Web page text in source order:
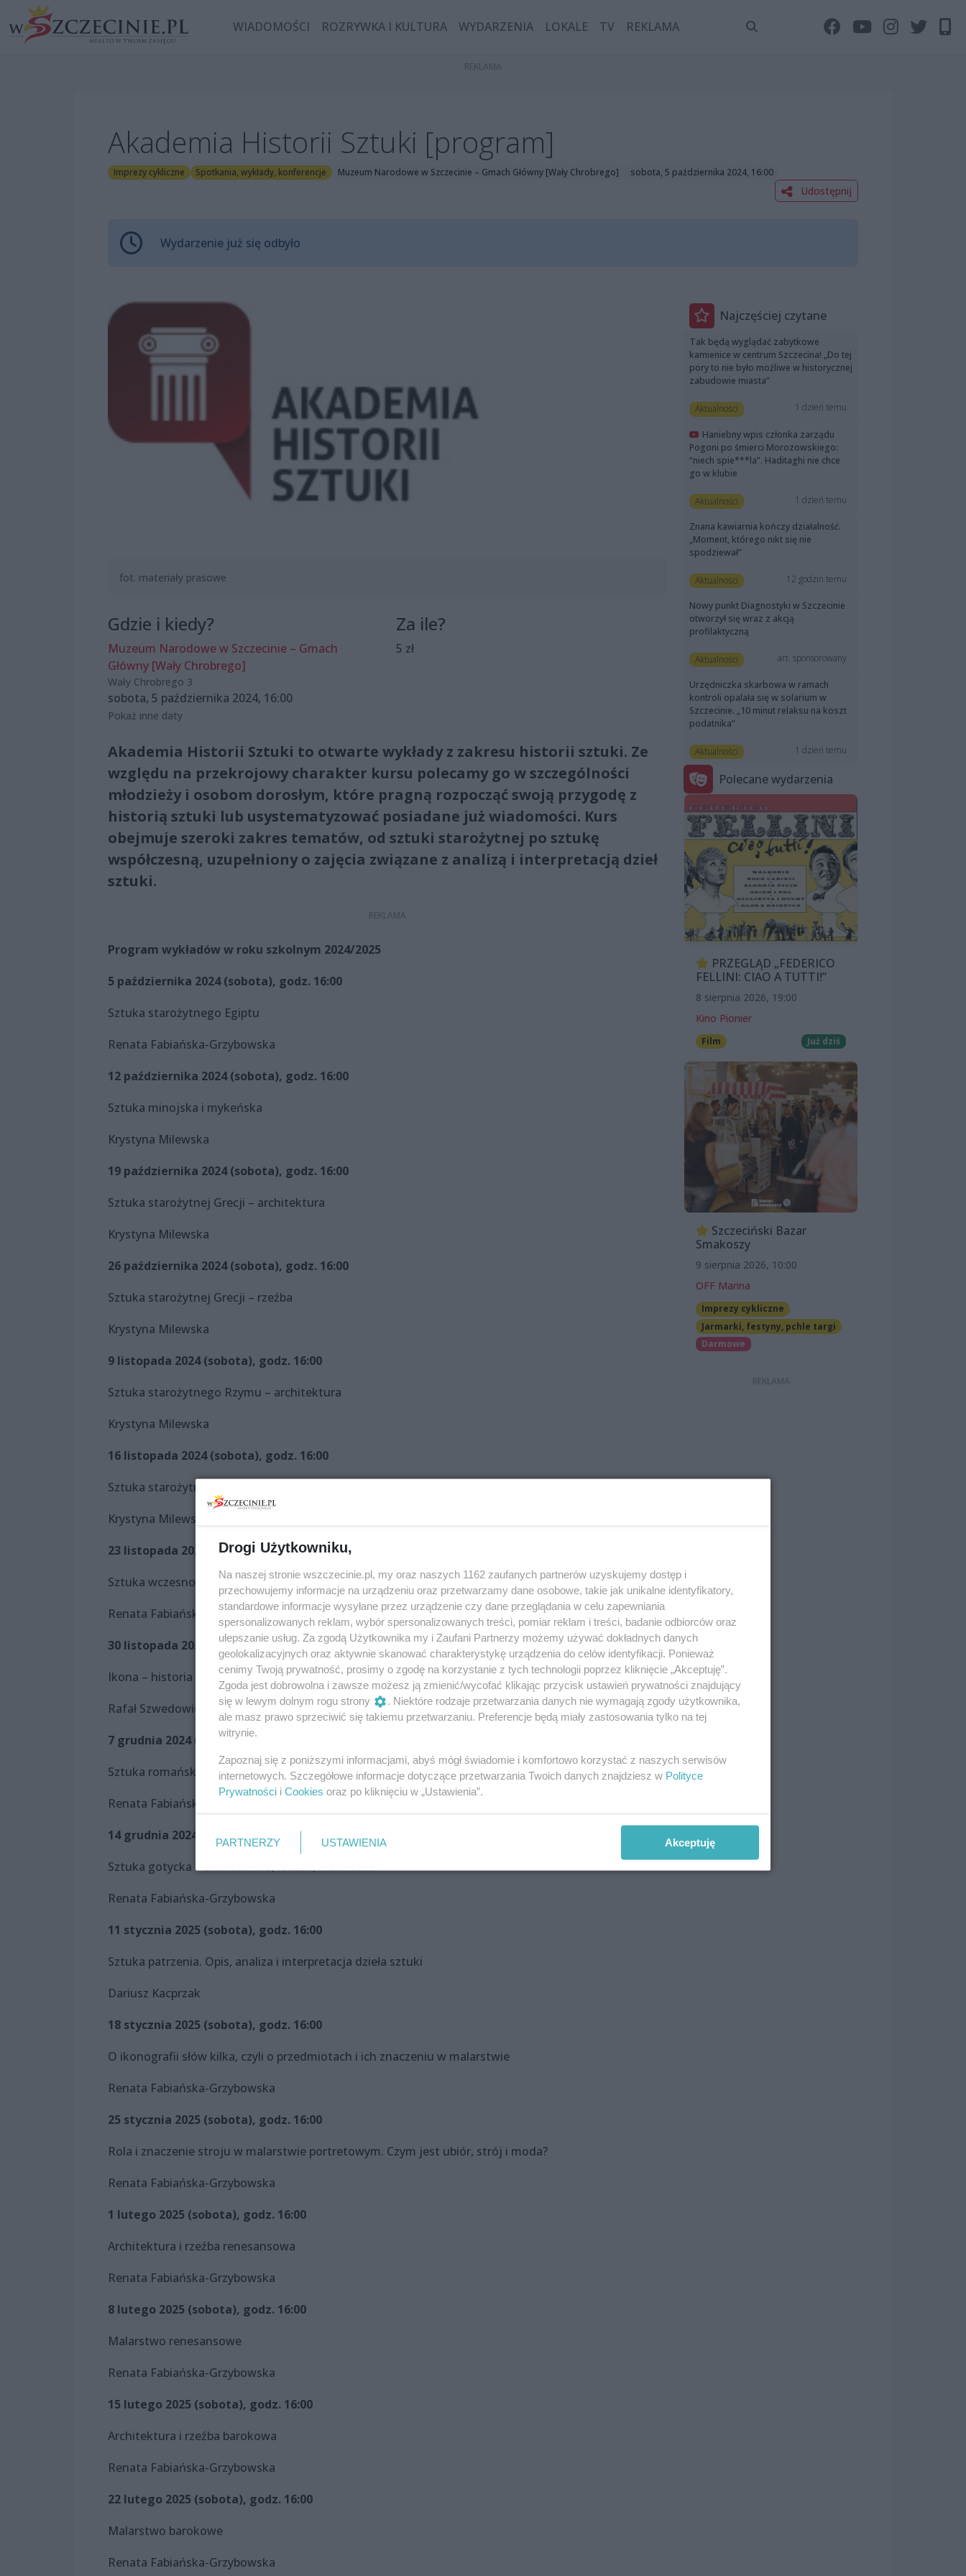
WIADOMOŚCI ROZRYWKA I KULTURA WYDARZENIA LOKALE TV REKLAMA
Akademia Historii Sztuki [program]
Imprezy cykliczne Spotkania, wykłady, konferencje Muzeum Narodowe w Szczecinie – Gmach Główny [Wały Chrobrego] sobota, 5 października 2024, 16:00
Udostępnij
Wydarzenie już się odbyło
fot. materiały prasowe
Gdzie i kiedy?
Muzeum Narodowe w Szczecinie – Gmach
Główny [Wały Chrobrego]
Wały Chrobrego 3
sobota, 5 października 2024, 16:00
Za ile?
5 zł
Pokaż inne daty
Akademia Historii Sztuki to otwarte wykłady z zakresu historii sztuki. Ze
względu na przekrojowy charakter kursu polecamy go w szczególności
młodzieży i osobom dorosłym, które pragną rozpocząć swoją przygodę z
historią sztuki lub usystematyzować posiadane już wiadomości. Kurs
obejmuje szeroki zakres tematów, od sztuki starożytnej po sztukę
współczesną, uzupełniony o zajęcia związane z analizą i interpretacją dzieł
sztuki.
Program wykładów w roku szkolnym 2024/2025
5 października 2024 (sobota), godz. 16:00
Sztuka starożytnego Egiptu
Renata Fabiańska-Grzybowska
12 października 2024 (sobota), godz. 16:00
Sztuka minojska i mykeńska
Krystyna Milewska
19 października 2024 (sobota), godz. 16:00
Sztuka starożytnej Grecji – architektura
Krystyna Milewska
26 października 2024 (sobota), godz. 16:00
Sztuka starożytnej Grecji – rzeźba
Krystyna Milewska
9 listopada 2024 (sobota), godz. 16:00
Sztuka starożytnego Rzymu – architektura
Krystyna Milewska
16 listopada 2024 (sobota), godz. 16:00
Sztuka starożytnego Rzymu – rzeźba
Krystyna Milewska
23 listopada 2024 (sobota), godz. 16:00
Sztuka wczesnochrześcijańska i bizantyjska
Renata Fabiańska-Grzybowska
30 listopada 2024 (sobota), godz. 16:00
Ikona – historia malarstwa
Rafał Szwedowicz
7 grudnia 2024 (sobota), godz. 16:00
Sztuka romańska – architektura, rzeźba, malarstwo
Renata Fabiańska-Grzybowska
14 grudnia 2024 (sobota), godz. 16:00
Sztuka gotycka – architektura, rzeźba, malarstwo
Renata Fabiańska-Grzybowska
11 stycznia 2025 (sobota), godz. 16:00
Sztuka patrzenia. Opis, analiza i interpretacja dzieła sztuki
Dariusz Kacprzak
18 stycznia 2025 (sobota), godz. 16:00
O ikonografii słów kilka, czyli o przedmiotach i ich znaczeniu w malarstwie
Renata Fabiańska-Grzybowska
25 stycznia 2025 (sobota), godz. 16:00
Rola i znaczenie stroju w malarstwie portretowym. Czym jest ubiór, strój i moda?
Renata Fabiańska-Grzybowska
1 lutego 2025 (sobota), godz. 16:00
Architektura i rzeźba renesansowa
Renata Fabiańska-Grzybowska
8 lutego 2025 (sobota), godz. 16:00
Malarstwo renesansowe
Renata Fabiańska-Grzybowska
15 lutego 2025 (sobota), godz. 16:00
Architektura i rzeźba barokowa
Renata Fabiańska-Grzybowska
22 lutego 2025 (sobota), godz. 16:00
Malarstwo barokowe
Renata Fabiańska-Grzybowska
Najczęściej czytane
Tak będą wyglądać zabytkowe
kamienice w centrum Szczecina! „Do tej
pory to nie było możliwe w historycznej
zabudowie miasta”
Aktualności 1 dzień temu
Haniebny wpis członka zarządu
Pogoni po śmierci Morozowskiego:
“niech spie***la”. Haditaghi nie chce
go w klubie
Aktualności 1 dzień temu
Znana kawiarnia kończy działalność.
„Moment, którego nikt się nie
spodziewał”
Aktualności 12 godzin temu
Nowy punkt Diagnostyki w Szczecinie
otworzył się wraz z akcją
profilaktyczną
Aktualności art. sponsorowany
Urzędniczka skarbowa w ramach
kontroli opalała się w solarium w
Szczecinie. „10 minut relaksu na koszt
podatnika”
Aktualności 1 dzień temu
Polecane wydarzenia
PRZEGLĄD „FEDERICO
FELLINI: CIAO A TUTTI!”
8 sierpnia 2026, 19:00
Kino Pionier
Film Już dziś
Szczeciński Bazar
Smakoszy
9 sierpnia 2026, 10:00
OFF Marina
Imprezy cykliczne
Jarmarki, festyny, pchle targi
Darmowe
Drogi Użytkowniku,
Na naszej stronie wszczecinie.pl, my oraz naszych 1162 zaufanych partnerów uzyskujemy dostęp i
przechowujemy informacje na urządzeniu oraz przetwarzamy dane osobowe, takie jak unikalne identyfikatory,
standardowe informacje wysyłane przez urządzenie czy dane przeglądania w celu zapewniania
spersonalizowanych reklam, wybór spersonalizowanych treści, pomiar reklam i treści, badanie odbiorców oraz
ulepszanie usług. Za zgodą Użytkownika my i Zaufani Partnerzy możemy używać dokładnych danych
geolokalizacyjnych oraz aktywnie skanować charakterystykę urządzenia do celów identyfikacji. Ponieważ
cenimy Twoją prywatność, prosimy o zgodę na korzystanie z tych technologii poprzez kliknięcie „Akceptuję”.
Zgoda jest dobrowolna i zawsze możesz ją zmienić/wycofać klikając przycisk ustawień prywatności znajdujący
się w lewym dolnym rogu strony
. Niektóre rodzaje przetwarzania danych nie wymagają zgody użytkownika,
ale masz prawo sprzeciwić się takiemu przetwarzaniu. Preferencje będą miały zastosowania tylko na tej
witrynie.
Zapoznaj się z poniższymi informacjami, abyś mógł świadomie i komfortowo korzystać z naszych serwisów
internetowych. Szczegółowe informacje dotyczące przetwarzania Twoich danych znajdziesz w Polityce
Prywatności i Cookies oraz po kliknięciu w „Ustawienia”.
PARTNERZY USTAWIENIA Akceptuję